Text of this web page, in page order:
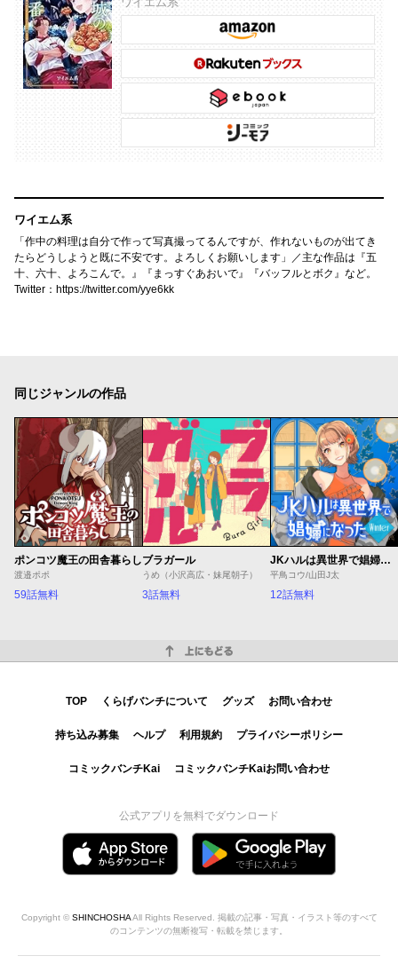
ワイエム系
「作中の料理は自分で作って写真撮ってるんですが、作れないものが出てき
たらどうしようと既に不安です。よろしくお願いします」／主な作品は『五
十、六十、よろこんで。』『まっすぐあおいで』『バッフルとボク』など。
Twitter：https://twitter.com/yye6kk
同じジャンルの作品
ポンコツ魔王の田舎暮らし
渡邉ポポ
59話無料
ブラガール
うめ（小沢高広・妹尾朝子）
3話無料
JKハルは異世界で娼婦になった Winter
平鳥コウ/山田J太
12話無料
TOP くらげバンチについて グッズ お問い合わせ
持ち込み募集 ヘルプ 利用規約 プライバシーポリシー
コミックバンチKai コミックバンチKaiお問い合わせ
公式アプリを無料でダウンロード
Copyright © SHINCHOSHAAll Rights Reserved. 掲載の記事・写真・イラスト等のすべて
のコンテンツの無断複写・転載を禁じます。